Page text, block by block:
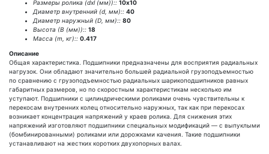
Размеры ролика (dxl (мм)):: 10х10
Диаметр внутренний (d, мм):: 40
Диаметр наружный (D, мм):: 80
Высота (В (мм)):: 18
Масса (m, кг):: 0.417
Описание
Общая характеристика. Подшипники предназначены для восприятия радиальных
нагрузок. Они обладают значительно большей радиальной грузоподъемностью
по сравнению с грузоподъемностью радиальных шарикоподшипников равных
габаритных размеров, но по скоростным характеристикам несколько им
уступают. Подшипники с цилиндрическими роликами очень чувствительны к
перекосам внутренних колец относительно наружных, так как при перекосах
возникает концентрация напряжений у краев ролика. Для снижения этих
напряжений изготовляют подшипники специальных модификаций — с выпуклыми
(бомбинированными) роликами или дорожками качения. Такие подшипники
устанавливают на жестких коротких двухопорных валах.